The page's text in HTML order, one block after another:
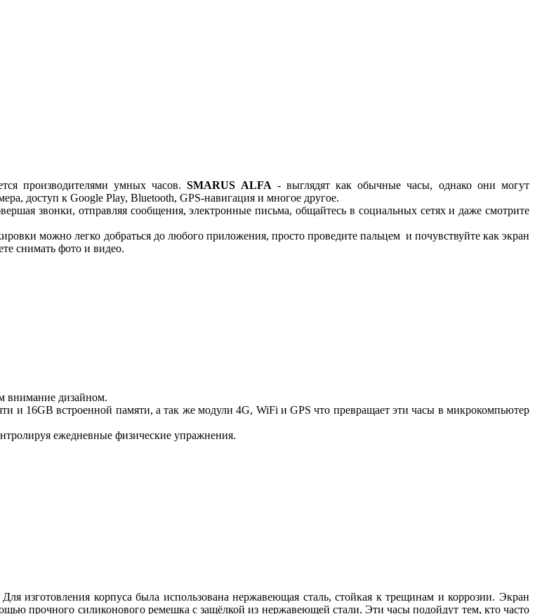
производителями умных часов.SMARUS ALFA - выглядят как обычные часы, однако они могут
доступ к Google Play, Bluetooth, GPS-навигация и многое другое.
звонки, отправляя сообщения, электронные письма, общайтесь в социальных сетях и даже смотрите
можно легко добраться до любого приложения, просто проведите пальцем и почувствуйте как экран
снимать фото и видео.
внимание дизайном.
и 16GB встроенной памяти, а так же модули 4G, WiFi и GPS что превращает эти часы в микрокомпьютер
ежедневные физические упражнения.
изготовления корпуса была использована нержавеющая сталь, стойкая к трещинам и коррозии. Экран
прочного силиконового ремешка с защёлкой из нержавеющей стали. Эти часы подойдут тем, кто часто